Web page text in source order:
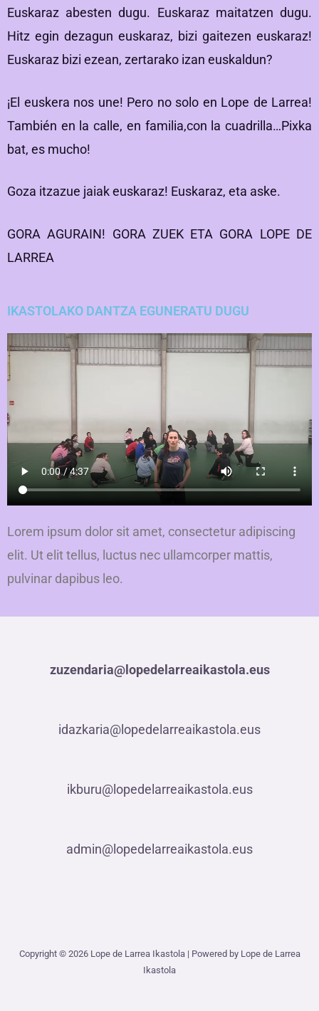
Euskaraz abesten dugu. Euskaraz maitatzen dugu.
Hitz egin dezagun euskaraz, bizi gaitezen euskaraz!
Euskaraz bizi ezean, zertarako izan euskaldun?
¡El euskera nos une! Pero no solo en Lope de Larrea!
También en la calle, en familia,con la cuadrilla…Pixka
bat, es mucho!
Goza itzazue jaiak euskaraz! Euskaraz, eta aske.
GORA AGURAIN! GORA ZUEK ETA GORA LOPE DE
LARREA
IKASTOLAKO DANTZA EGUNERATU DUGU
Lorem ipsum dolor sit amet, consectetur adipiscing
elit. Ut elit tellus, luctus nec ullamcorper mattis,
pulvinar dapibus leo.
zuzendaria@lopedelarreaikastola.eus
idazkaria@lopedelarreaikastola.eus
ikburu@lopedelarreaikastola.eus
admin@lopedelarreaikastola.eus
Copyright © 2026 Lope de Larrea Ikastola | Powered by Lope de Larrea
Ikastola